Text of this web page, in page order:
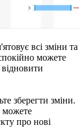
всі зміни та
можете
зберегти зміни.
можете
про нові